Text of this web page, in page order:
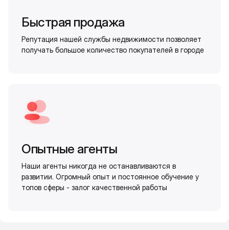
Быстрая продажа
Репутация нашей службы недвижимости позволяет
получать большое количество покупателей в городе
Опытные агенты
Наши агенты никогда не останавливаются в
развитии. Огромный опыт и постоянное обучение у
топов сферы - залог качественной работы